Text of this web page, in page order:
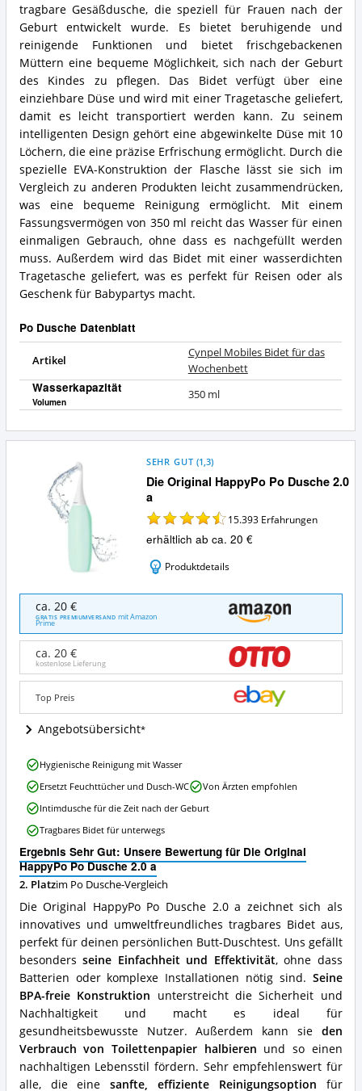
tragbare Gesäßdusche, die speziell für Frauen nach der
Geburt entwickelt wurde. Es bietet beruhigende und
reinigende Funktionen und bietet frischgebackenen
Müttern eine bequeme Möglichkeit, sich nach der Geburt
des Kindes zu pflegen. Das Bidet verfügt über eine
einziehbare Düse und wird mit einer Tragetasche geliefert,
damit es leicht transportiert werden kann. Zu seinem
intelligenten Design gehört eine abgewinkelte Düse mit 10
Löchern, die eine präzise Erfrischung ermöglicht. Durch die
spezielle EVA-Konstruktion der Flasche lässt sie sich im
Vergleich zu anderen Produkten leicht zusammendrücken,
was eine bequeme Reinigung ermöglicht. Mit einem
Fassungsvermögen von 350 ml reicht das Wasser für einen
einmaligen Gebrauch, ohne dass es nachgefüllt werden
muss. Außerdem wird das Bidet mit einer wasserdichten
Tragetasche geliefert, was es perfekt für Reisen oder als
Geschenk für Babypartys macht.
Po Dusche Datenblatt
Artikel
Cynpel Mobiles Bidet für das
Wochenbett
Wasserkapazität
Volumen
350 ml
Die Original HappyPo Po Dusche 2.0
a
SEHR GUT (1,3)
15.393 Erfahrungen
erhältlich ab ca. 20 €
Produktdetails
Die
Original
HappyPo
Po
Dusche
2.0
a
Angebote:
Wo
ist
Po
Dusche
erhältlich?
ca. 20 €
GRATIS PREMIUMVERSAND mit Amazon
Prime
ca. 20 €
kostenlose Lieferung
Top Preis
Angebotsübersicht
Ergebnis Sehr Gut: Unsere Bewertung für Die Original
HappyPo Po Dusche 2.0 a
2. Platzim Po Dusche-Vergleich
Die Original HappyPo Po Dusche 2.0 a zeichnet sich als
innovatives und umweltfreundliches tragbares Bidet aus,
perfekt für deinen persönlichen Butt-Duschtest. Uns gefällt
besondersseine Einfachheit und Effektivität, ohne dass
Batterien oder komplexe Installationen nötig sind. Seine
BPA-freie Konstruktion unterstreicht die Sicherheit und
Nachhaltigkeit und macht es ideal für
gesundheitsbewusste Nutzer. Außerdem kann sie den
Verbrauch von Toilettenpapier halbieren und so einen
nachhaltigen Lebensstil fördern. Sehr empfehlenswert für
alle, die einesanfte, effiziente Reinigungsoption für
Die
Original
HappyPo
Po
Dusche
2.0
a
Vorteile:
Was
spricht
für
diese
Po
Dusche?
Hygienische Reinigung mit Wasser
Ersetzt Feuchttücher und Dusch-WC
Von Ärzten empfohlen
Intimdusche für die Zeit nach der Geburt
Tragbares Bidet für unterwegs